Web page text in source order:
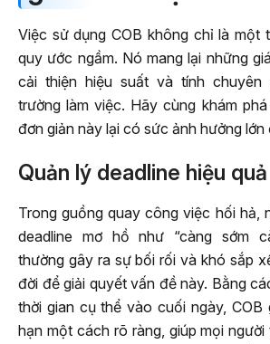
Việc sử dụng COB không chỉ là một
quy ước ngầm. Nó mang lại những
cải thiện hiệu suất và tính chuyên
trường làm việc. Hãy cùng khám
đơn giản này lại có sức ảnh hưởng lớn
Quản lý deadline hiệu quả
Trong guồng quay công việc hối hả,
deadline mơ hồ như “càng sớm
thường gây ra sự bối rối và khó sắp
đời để giải quyết vấn đề này. Bằng
thời gian cụ thể vào cuối ngày, COB
hạn một cách rõ ràng, giúp mọi